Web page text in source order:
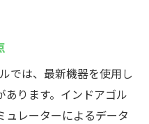
では、最新機器を使用し
あります。インドアゴル
ュレーターによるデータ